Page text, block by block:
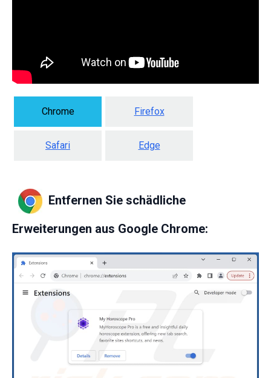
Chrome Firefox
Safari Edge
Entfernen Sie schädliche
Erweiterungen aus Google Chrome: